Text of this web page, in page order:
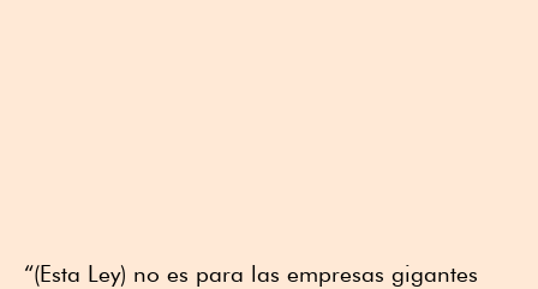
“(Esta Ley) no es para las empresas gigantes